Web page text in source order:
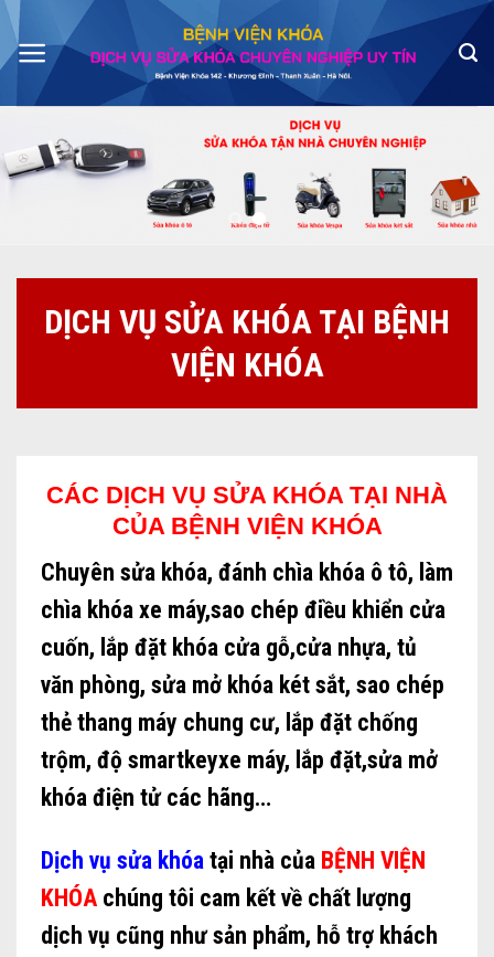
Skip
content
DỊCH VỤ SỬA KHÓA TẠI BỆNH
VIỆN KHÓA
CÁC DỊCH VỤ SỬA KHÓA TẠI NHÀ
CỦA BỆNH VIỆN KHÓA
Chuyên sửa khóa, đánh chìa khóa ô tô, làm
chìa khóa xe máy,sao chép điều khiển cửa
cuốn, lắp đặt khóa cửa gỗ,cửa nhựa, tủ
văn phòng, sửa mở khóa két sắt, sao chép
thẻ thang máy chung cư, lắp đặt chống
trộm, độ smartkeyxe máy, lắp đặt,sửa mở
khóa điện tử các hãng…
Dịch vụ sửa khóa tại nhà của BỆNH VIỆN
KHÓA chúng tôi cam kết về chất lượng
dịch vụ cũng như sản phẩm, hỗ trợ khách